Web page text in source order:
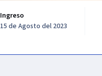
Ingreso
15 de Agosto del 2023